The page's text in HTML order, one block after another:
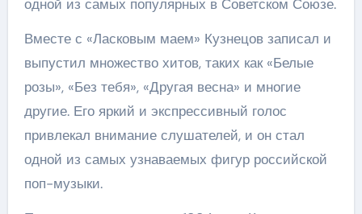
одной из самых популярных в Советском Союзе.
Вместе с «Ласковым маем» Кузнецов записал и
выпустил множество хитов, таких как «Белые
розы», «Без тебя», «Другая весна» и многие
другие. Его яркий и экспрессивный голос
привлекал внимание слушателей, и он стал
одной из самых узнаваемых фигур российской
поп-музыки.